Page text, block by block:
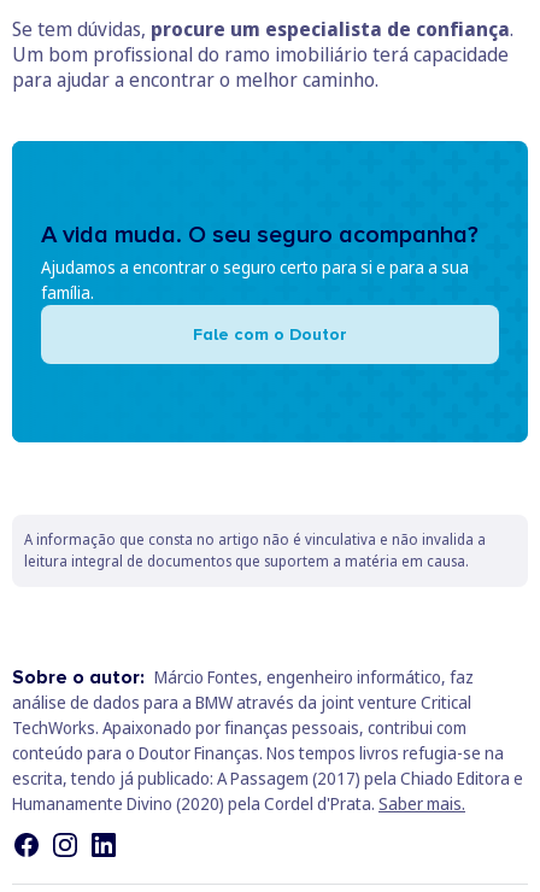
Se tem dúvidas, procure um especialista de confiança.
Um bom profissional do ramo imobiliário terá capacidade
para ajudar a encontrar o melhor caminho.
A vida muda. O seu seguro acompanha?
Ajudamos a encontrar o seguro certo para si e para a sua
família.
Fale com o Doutor
A informação que consta no artigo não é vinculativa e não invalida a
leitura integral de documentos que suportem a matéria em causa.
Sobre o autor: Márcio Fontes, engenheiro informático, faz
análise de dados para a BMW através da joint venture Critical
TechWorks. Apaixonado por finanças pessoais, contribui com
conteúdo para o Doutor Finanças. Nos tempos livros refugia-se na
escrita, tendo já publicado: A Passagem (2017) pela Chiado Editora e
Humanamente Divino (2020) pela Cordel d'Prata. Saber mais.